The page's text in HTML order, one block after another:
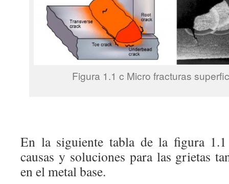
Figura 1.1 c Micro fracturas
En la siguiente tabla de la figura
causas y soluciones para las grietas
en el metal base.